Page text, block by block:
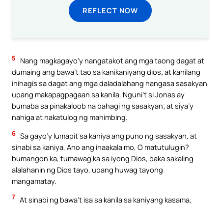
REFLECT NOW
5
Nang magkagayo’y nangatakot ang mga taong dagat at
dumaing ang bawa’t tao sa kanikaniyang dios; at kanilang
inihagis sa dagat ang mga daladalahang nangasa sasakyan
upang makapagpagaan sa kanila. Nguni’t si Jonas ay
bumaba sa pinakaloob na bahagi ng sasakyan; at siya’y
nahiga at nakatulog ng mahimbing.
6 Sa gayo’y lumapit sa kaniya ang puno ng sasakyan, at
sinabi sa kaniya, Ano ang inaakala mo, O matutulugin?
bumangon ka, tumawag ka sa iyong Dios, baka sakaling
alalahanin ng Dios tayo, upang huwag tayong
mangamatay.
7 At sinabi ng bawa’t isa sa kanila sa kaniyang kasama,